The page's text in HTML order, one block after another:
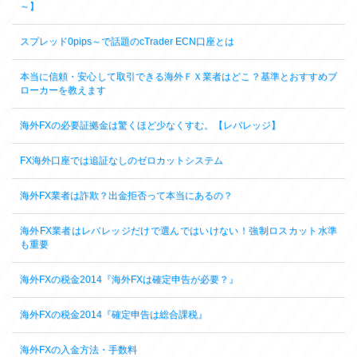
～】
スプレッド0pips～で話題のcTrader ECN口座とは
本当に信頼・安心して取引できる海外ＦＸ業者はどこ？基準とおすすめブ
ローカーを教えます
海外FXの必要証拠金は驚くほど少なくすむ。【レバレッジ】
FX海外口座では追証なしのゼロカットシステム
海外FX業者は詐欺？出金拒否って本当にあるの？
海外FX業者はレバレッジだけで選んではいけない！強制ロスカット水準
も重要
海外FXの税金2014『海外FXは確定申告が必要？』
海外FXの税金2014『確定申告は総合課税』
海外FXの入金方法・手数料